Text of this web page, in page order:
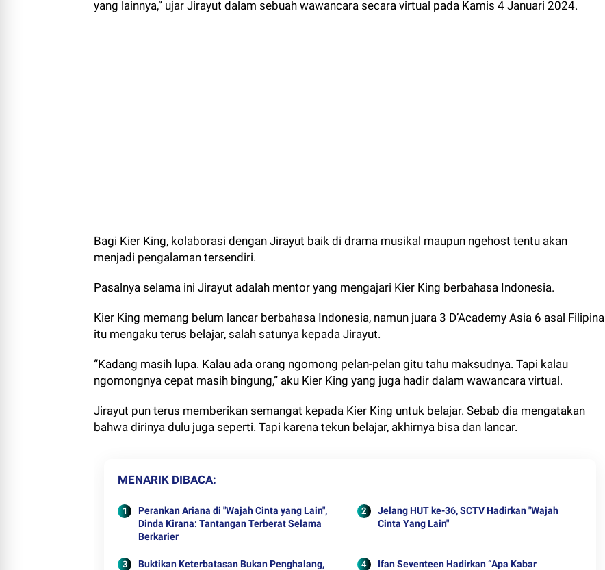
yang lainnya,” ujar Jirayut dalam sebuah wawancara secara virtual pada Kamis 4 Januari 2024.
Bagi Kier King, kolaborasi dengan Jirayut baik di drama musikal maupun ngehost tentu akan
menjadi pengalaman tersendiri.
Pasalnya selama ini Jirayut adalah mentor yang mengajari Kier King berbahasa Indonesia.
Kier King memang belum lancar berbahasa Indonesia, namun juara 3 D’Academy Asia 6 asal Filipina
itu mengaku terus belajar, salah satunya kepada Jirayut.
“Kadang masih lupa. Kalau ada orang ngomong pelan-pelan gitu tahu maksudnya. Tapi kalau
ngomongnya cepat masih bingung,” aku Kier King yang juga hadir dalam wawancara virtual.
Jirayut pun terus memberikan semangat kepada Kier King untuk belajar. Sebab dia mengatakan
bahwa dirinya dulu juga seperti. Tapi karena tekun belajar, akhirnya bisa dan lancar.
MENARIK DIBACA
Perankan Ariana di "Wajah Cinta yang Lain",
Dinda Kirana: Tantangan Terberat Selama
Berkarier
Jelang HUT ke-36, SCTV Hadirkan "Wajah
Cinta Yang Lain"
Buktikan Keterbatasan Bukan Penghalang,
Ifan Seventeen Hadirkan “Apa Kabar